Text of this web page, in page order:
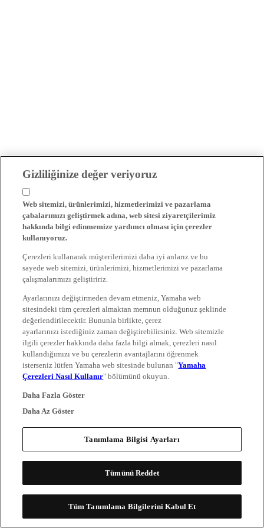
Gizliliğinize değer veriyoruz
Web sitemizi, ürünlerimizi, hizmetlerimizi ve pazarlama
çabalarımızı geliştirmek adına, web sitesi ziyaretçilerimiz
hakkında bilgi edinmemize yardımcı olması için çerezler
kullanıyoruz.
Çerezleri kullanarak müşterilerimizi daha iyi anlarız ve bu
sayede web sitemizi, ürünlerimizi, hizmetlerimizi ve pazarlama
çalışmalarımızı geliştiririz.
Ayarlarınızı değiştirmeden devam etmeniz, Yamaha web
sitesindeki tüm çerezleri almaktan memnun olduğunuz şeklinde
değerlendirilecektir. Bununla birlikte, çerez
ayarlarınızı istediğiniz zaman değiştirebilirsiniz. Web sitemizle
ilgili çerezler hakkında daha fazla bilgi almak, çerezleri nasıl
kullandığımızı ve bu çerezlerin avantajlarını öğrenmek
isterseniz lütfen Yamaha web sitesinde bulunan "Yamaha
Çerezleri Nasıl Kullanır" bölümünü okuyun.
Daha Fazla Göster
Daha Az Göster
Tanımlama Bilgisi Ayarları
Tümünü Reddet
Tüm Tanımlama Bilgilerini Kabul Et